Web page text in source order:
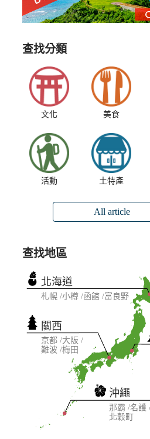
查找分類
文化 美食
活動 土特產
All article
查找地區
關西
京都 大阪
難波 梅田
沖繩
那霸 名護
北穀町
北海道
札幌 小樽 函館 富良野